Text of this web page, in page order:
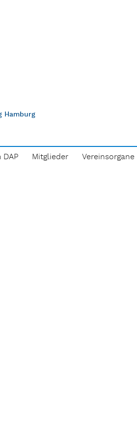
Hamburg
DAP Mitglieder Vereinsorgane